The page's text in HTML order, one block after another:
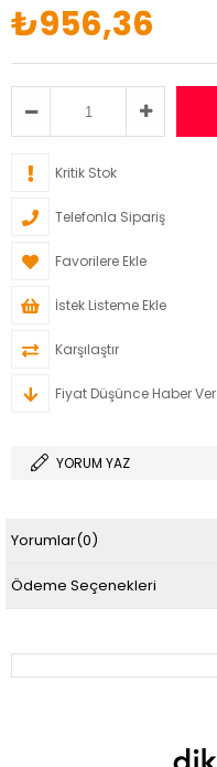
₺956,36
Kritik Stok
Telefonla Sipariş
Favorilere Ekle
İstek Listeme Ekle
Karşılaştır
Fiyat Düşünce Haber Ver
YORUM YAZ
Yorumlar(0)
Ödeme Seçenekleri